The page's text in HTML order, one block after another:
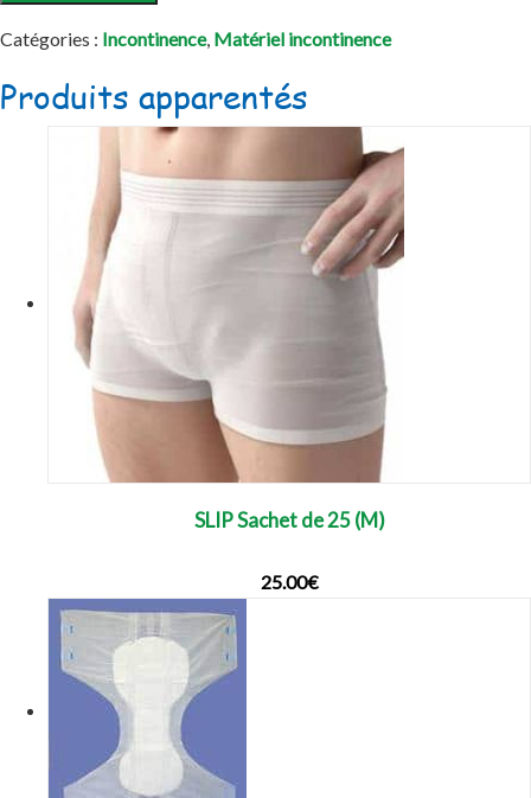
Catégories : Incontinence, Matériel incontinence
Produits apparentés
SLIP Sachet de 25 (M)
25.00€